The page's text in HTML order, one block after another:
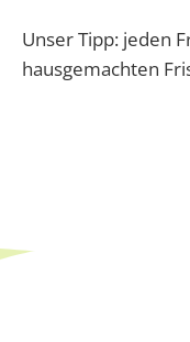
Unser Tipp: jeden
hausgemachten